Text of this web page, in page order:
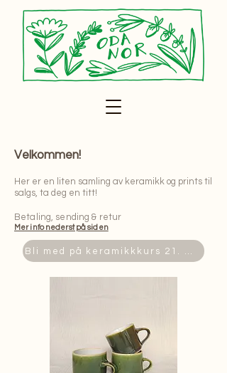
Velkommen!
​Her er en liten samling av keramikk og prints til
salgs, ta deg en titt!
Betaling, sending & retur​
Mer info nederst på siden